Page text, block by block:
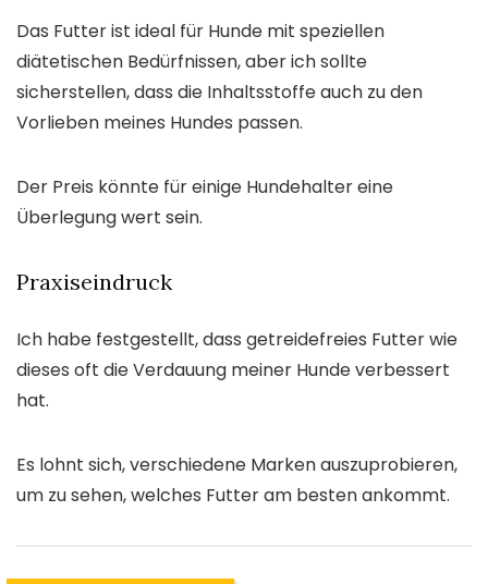
Das Futter ist ideal für Hunde mit speziellen
diätetischen Bedürfnissen, aber ich sollte
sicherstellen, dass die Inhaltsstoffe auch zu den
Vorlieben meines Hundes passen.
Der Preis könnte für einige Hundehalter eine
Überlegung wert sein.
Praxiseindruck
Ich habe festgestellt, dass getreidefreies Futter wie
dieses oft die Verdauung meiner Hunde verbessert
hat.
Es lohnt sich, verschiedene Marken auszuprobieren,
um zu sehen, welches Futter am besten ankommt.